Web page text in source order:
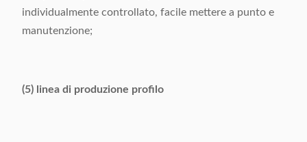
individualmente controllato, facile mettere a punto e
manutenzione;
(5) linea di produzione profilo